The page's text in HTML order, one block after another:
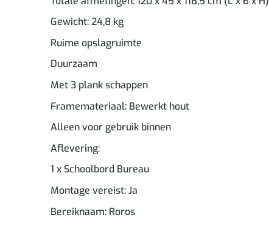
Gewicht: 24,8 kg
Ruime opslagruimte
Duurzaam
Met 3 plank schappen
Framemateriaal: Bewerkt hout
Alleen voor gebruik binnen
Aflevering:
1 x Schoolbord Bureau
Montage vereist: Ja
Bereiknaam: Roros